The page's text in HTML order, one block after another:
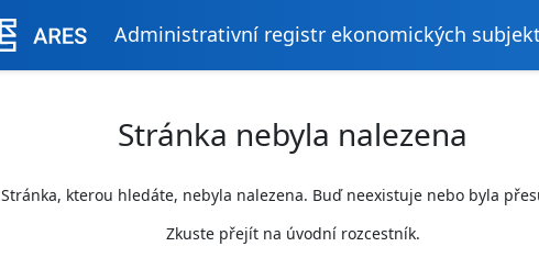
Administrativní registr ekonomických
Stránka nebyla nalezena
Stránka, kterou hledáte, nebyla nalezena. Buď neexistuje nebo byla
Zkuste přejít na úvodní rozcestník.